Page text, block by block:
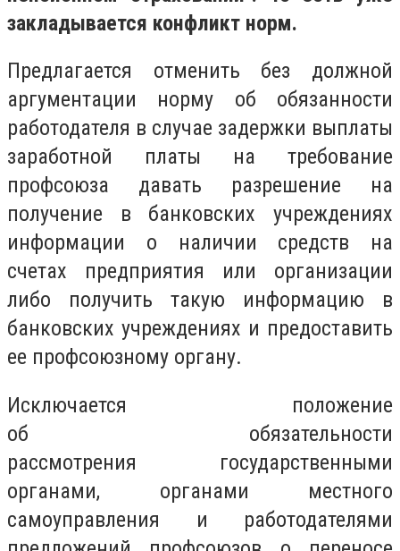
закладывается конфликт норм.
Предлагается отменить без должной
аргументации норму об обязанности
работодателя в случае задержки выплаты
заработной платы на требование
профсоюза давать разрешение на
получение в банковских учреждениях
информации о наличии средств на
счетах предприятия или организации
либо получить такую информацию в
банковских учреждениях и предоставить
ее профсоюзному органу.
Исключается положение
об обязательности
рассмотрения государственными
органами, органами местного
самоуправления и работодателями